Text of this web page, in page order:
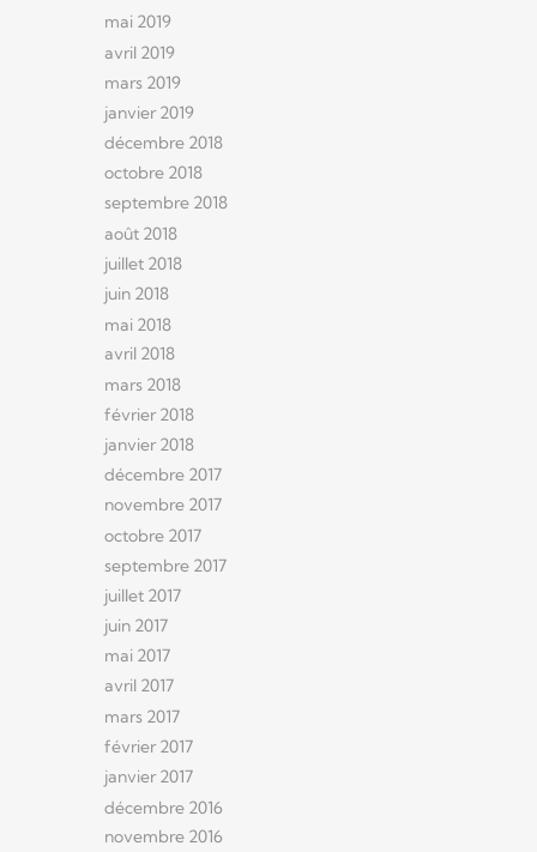
mai 2019
avril 2019
mars 2019
janvier 2019
décembre 2018
octobre 2018
septembre 2018
août 2018
juillet 2018
juin 2018
mai 2018
avril 2018
mars 2018
février 2018
janvier 2018
décembre 2017
novembre 2017
octobre 2017
septembre 2017
juillet 2017
juin 2017
mai 2017
avril 2017
mars 2017
février 2017
janvier 2017
décembre 2016
novembre 2016